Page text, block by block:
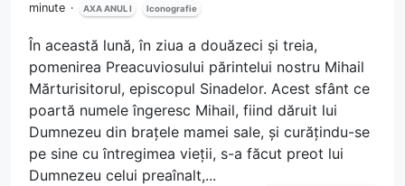
minute
AXA ANUL I Iconografie
În această lună, în ziua a douăzeci și treia,
pomenirea Preacuviosului părintelui nostru Mihail
Mărturisitorul, episcopul Sinadelor. Acest sfânt ce
poartă numele îngeresc Mihail, fiind dăruit lui
Dumnezeu din brațele mamei sale, și curățindu-se
pe sine cu întregimea vieții, s-a făcut preot lui
Dumnezeu celui preaînalt,...